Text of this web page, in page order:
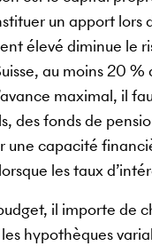
un apport lors
élevé diminue le
au moins 20 %
maximal, il
des fonds de
une capacité
les taux
il importe de
hypothèques